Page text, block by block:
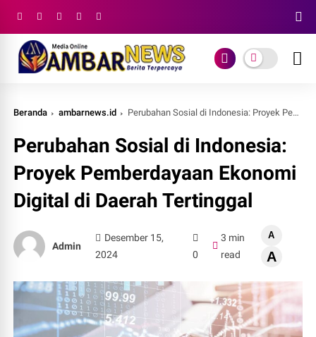
Beranda ambarnews.id Perubahan Sosial di Indonesia: Proyek Pemberdayaan Ekonomi Digital di Daerah Tertinggal
Perubahan Sosial di Indonesia:
Proyek Pemberdayaan Ekonomi
Digital di Daerah Tertinggal
Admin
Desember 15,
2024
0
3 min
read
A
A